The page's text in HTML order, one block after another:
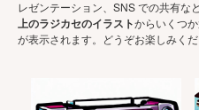
レゼンテーション、SNS での共有な
上のラジカセのイラストからいくつ
が表示されます。どうぞお楽しみくだ